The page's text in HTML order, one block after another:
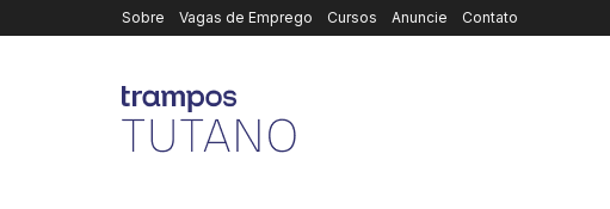
Sobre Vagas de Emprego Cursos Anuncie Contato